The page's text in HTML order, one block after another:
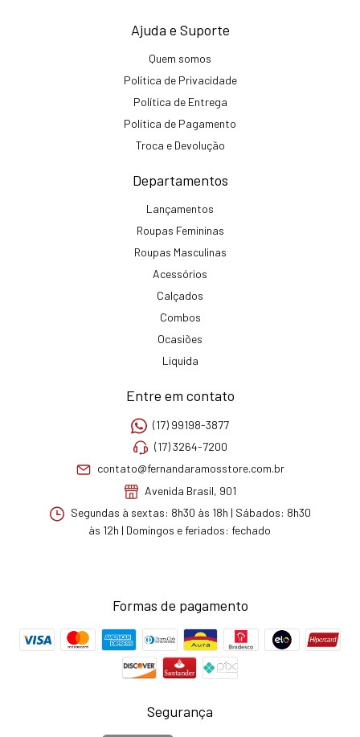
Ajuda e Suporte
Quem somos
Política de Privacidade
Política de Entrega
Política de Pagamento
Troca e Devolução
Departamentos
Lançamentos
Roupas Femininas
Roupas Masculinas
Acessórios
Calçados
Combos
Ocasiões
Liquida
Entre em contato
(17) 99198-3877
(17) 3264-7200
contato@fernandaramosstore.com.br
Avenida Brasil, 901
Segundas à sextas: 8h30 às 18h | Sábados: 8h30
às 12h | Domingos e feriados: fechado
Formas de pagamento
Segurança